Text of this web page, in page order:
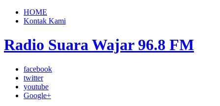
HOME
Kontak Kami
Radio Suara Wajar 96.8 FM
facebook
twitter
youtube
Google+